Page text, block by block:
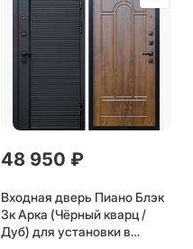
48 950 ₽
Входная дверь Пиано Блэк
3к Арка (Чёрный кварц /
Дуб) для установки в